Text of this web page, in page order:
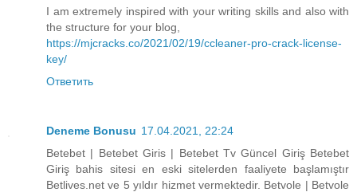
I am extremely inspired with your writing skills and also with
the structure for your blog,
https://mjcracks.co/2021/02/19/ccleaner-pro-crack-license-
key/
Ответить
Deneme Bonusu 17.04.2021, 22:24
Betebet | Betebet Giris | Betebet Tv Güncel Giriş Betebet
Giriş bahis sitesi en eski sitelerden faaliyete başlamıştır
Betlives.net ve 5 yıldır hizmet vermektedir. Betvole | Betvole